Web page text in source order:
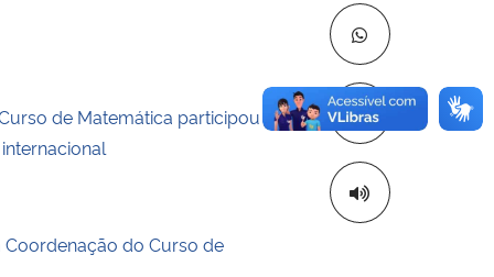
Copiar para
de Matemática participou de
Coordenação do Curso de